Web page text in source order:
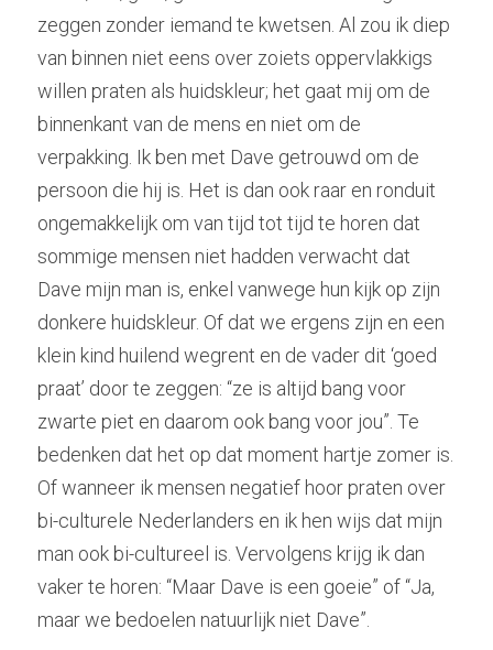
zeggen zonder iemand te kwetsen. Al zou ik diep
van binnen niet eens over zoiets oppervlakkigs
willen praten als huidskleur; het gaat mij om de
binnenkant van de mens en niet om de
verpakking. Ik ben met Dave getrouwd om de
persoon die hij is. Het is dan ook raar en ronduit
ongemakkelijk om van tijd tot tijd te horen dat
sommige mensen niet hadden verwacht dat
Dave mijn man is, enkel vanwege hun kijk op zijn
donkere huidskleur. Of dat we ergens zijn en een
klein kind huilend wegrent en de vader dit ‘goed
praat’ door te zeggen: “ze is altijd bang voor
zwarte piet en daarom ook bang voor jou”. Te
bedenken dat het op dat moment hartje zomer is.
Of wanneer ik mensen negatief hoor praten over
bi-culturele Nederlanders en ik hen wijs dat mijn
man ook bi-cultureel is. Vervolgens krijg ik dan
vaker te horen: “Maar Dave is een goeie” of “Ja,
maar we bedoelen natuurlijk niet Dave”.